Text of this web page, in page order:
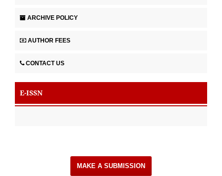
ARCHIVE POLICY
AUTHOR FEES
CONTACT US
E-ISSN
MAKE A SUBMISSION